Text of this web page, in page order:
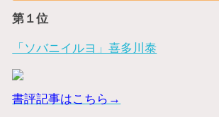
第１位
「ソバニイルヨ」喜多川泰
書評記事はこちら→